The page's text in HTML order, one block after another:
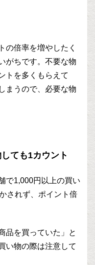
の倍率を増やしたく
がちです。不要な物
トを多くもらえて
まうので、必要な物
ても1カウント
で1,000円以上の買い
されず、ポイント倍
品を買っていた」と
い物の際は注意して